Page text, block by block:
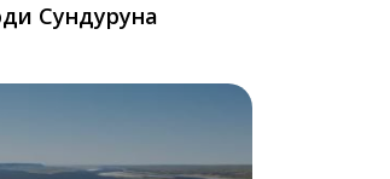
Сундуруна